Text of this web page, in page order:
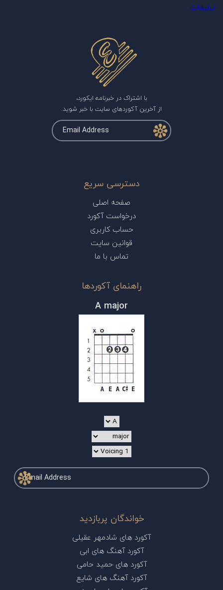
تبلیغات
با اشتراک در خبرنامه ایکورد،
از آخرین آکوردهای سایت با خبر شوید.
دسترسی سریع
صفحه اصلی
درخواست آکورد
حساب کاربری
قوانین سایت
تماس با ما
راهنمای آکوردها
A major
خواندگان پربازدید
آکورد های شادمهر عقیلی
آکورد آهنگ های ابی
آکورد های حمید حامی
آکورد آهنگ های شایع